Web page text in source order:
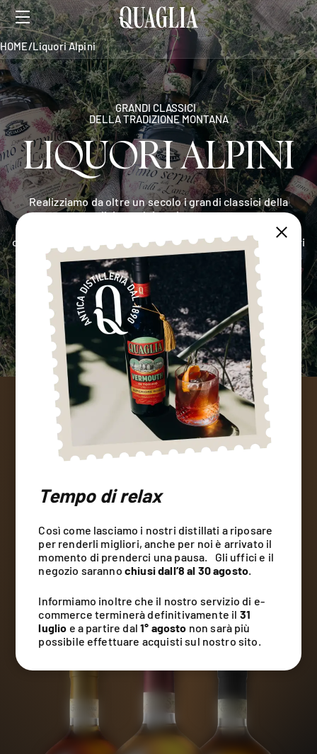
HOME/Liquori Alpini
GRANDI CLASSICI
DELLA TRADIZIONE MONTANA
LIQUORI ALPINI
Realizziamo da oltre un secolo i grandi classici della
tradizione alpina piemontese.
Tuteliamo e coltiviamo le erbe che le nostre montagne ci
offrono e le infondiamo in alcol, per racchiudere nei nostri
liquori alpini artigianali tutto il gusto della più antica
tradizione erboristica montana.
Schede
Territorio in un
bicchiere
LE MONTAGNE DI BALME:
UNA TRADIZIONE PIEMONTESE
Negli spazi incontaminati e perfettamente soleggiati del
territorio piemontese di Balme, nelle Valli di Lanzo, la
famiglia Quaglia coltiva e raccoglie a mano le piccole
piantine poi infuse in alcol per ottenere questi ottimi
Tempo di relax
Così come lasciamo i nostri distillati a riposare
per renderli migliori, anche per noi è arrivato il
momento di prenderci una pausa. Gli uffici e il
negozio saranno chiusi dall’8 al 30 agosto.
Informiamo inoltre che il nostro servizio di e-
commerce terminerà definitivamente il 31
luglio e a partire dal1° agosto non sarà più
possibile effettuare acquisti sul nostro sito.